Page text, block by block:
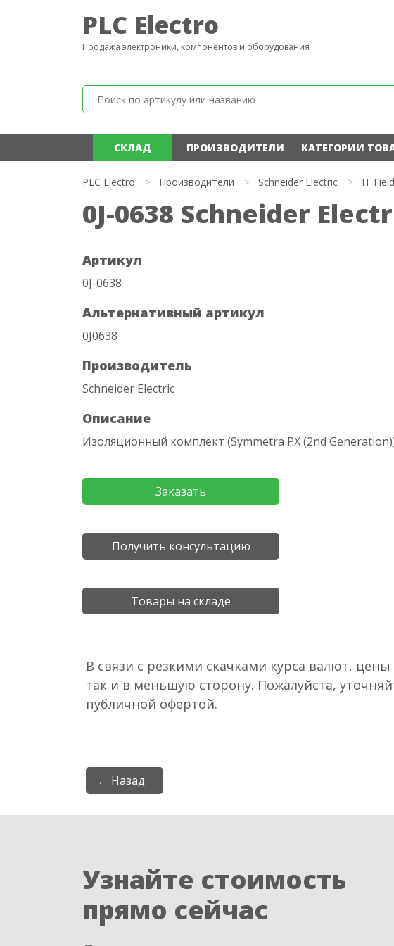
PLC Electro
Продажа электроники, компонентов и оборудования
СКЛАД ПРОИЗВОДИТЕЛИ КАТЕГОРИИ
PLC Electro > Производители > Schneider Electric > IT
0J-0638 Schneider
Артикул
0J-0638
Альтернативный артикул
0J0638
Производитель
Schneider Electric
Описание
Изоляционный комплект (Symmetra PX (2nd
Заказать
Получить консультацию
Товары на складе
В связи с резкими скачками курса валют,
так и в меньшую сторону. Пожалуйста,
публичной офертой.
← Назад
Узнайте стоимость
прямо сейчас